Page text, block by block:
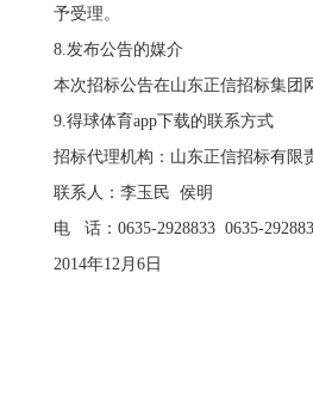
予受理。
8.发布公告的媒介
本次招标公告在山东正信招标集团
9.得球体育app下载的联系方式
招标代理机构：山东正信招标有限
联系人：李玉民 侯明
电 话：0635-2928833 0635-
2014年12月6日